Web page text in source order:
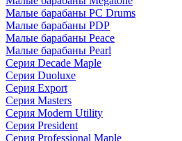
Малые барабаны PC Drums
Малые барабаны PDP
Малые барабаны Peace
Малые барабаны Pearl
Серия Decade Maple
Серия Duoluxe
Серия Export
Серия Masters
Серия Modern Utility
Серия President
Серия Professional Maple